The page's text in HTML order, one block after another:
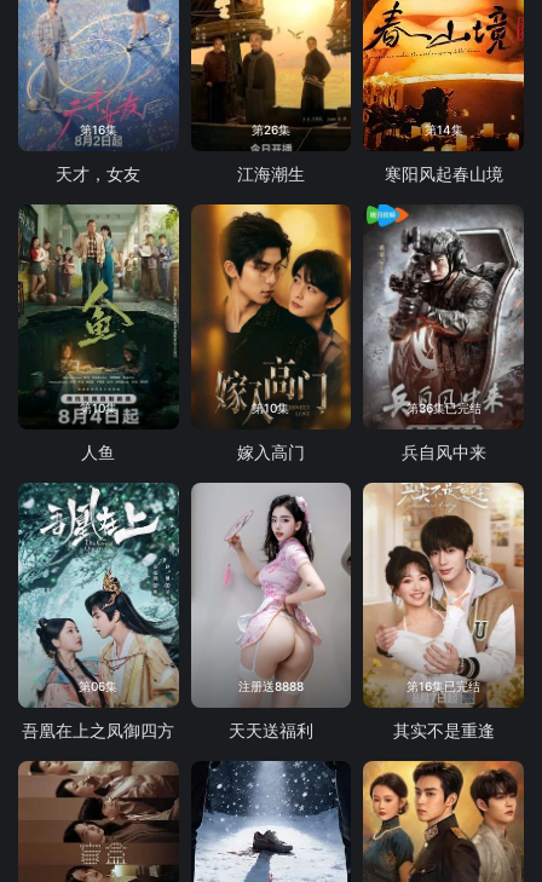
第16集
天才，女友
第26集
江海潮生
第14集
寒阳风起春山境
第10集
人鱼
第10集
嫁入高门
第36集已完结
兵自风中来
第06集
吾凰在上之凤御四方
注册送8888
天天送福利
第16集已完结
其实不是重逢